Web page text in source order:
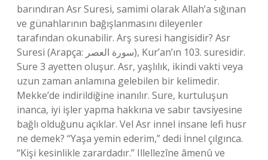
barındıran Asr Suresi, samimi olarak Allah’a sığınan
ve günahlarının bağışlanmasını dileyenler
tarafından okunabilir. Arş suresi hangisidir? Asr
Suresi (Arapça: سورة العصر), Kur’an’ın 103. suresidir.
Sure 3 ayetten oluşur. Asr, yaşlılık, ikindi vakti veya
uzun zaman anlamına gelebilen bir kelimedir.
Mekke’de indirildiğine inanılır. Sure, kurtuluşun
inanca, iyi işler yapma hakkına ve sabır tavsiyesine
bağlı olduğunu açıklar. Vel Asr innel insane lefi husr
ne demek? “Yaşa yemin ederim,” dedi İnnel çılgınca.
“Kişi kesinlikle zarardadır.” Illellezîne âmenû ve